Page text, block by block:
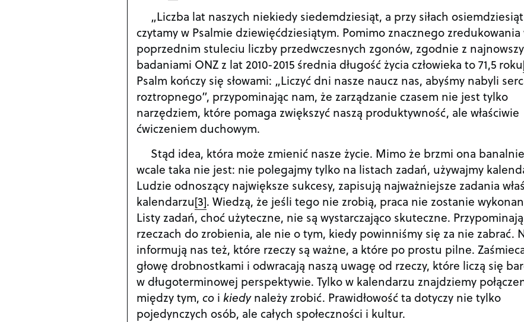
„Liczba lat naszych niekiedy siedemdziesiąt, a przy siłach
czytamy w Psalmie dziewięćdziesiątym. Pomimo znacznego zredukowania
poprzednim stuleciu liczby przedwczesnych zgonów, zgodnie z
badaniami ONZ z lat 2010-2015 średnia długość życia człowieka to 71,5 roku
Psalm kończy się słowami: „Liczyć dni nasze naucz nas, abyśmy nabyli
roztropnego”, przypominając nam, że zarządzanie czasem nie jest tylko
narzędziem, które pomaga zwiększyć naszą produktywność, ale właściwie
ćwiczeniem duchowym.
Stąd idea, która może zmienić nasze życie. Mimo że brzmi ona
wcale taka nie jest: nie polegajmy tylko na listach zadań, używajmy
Ludzie odnoszący największe sukcesy, zapisują najważniejsze zadania
kalendarzu[3]. Wiedzą, że jeśli tego nie zrobią, praca nie zostanie
Listy zadań, choć użyteczne, nie są wystarczająco skuteczne.
rzeczach do zrobienia, ale nie o tym, kiedy powinniśmy się za nie zabrać.
informują nas też, które rzeczy są ważne, a które po prostu pilne.
głowę drobnostkami i odwracają naszą uwagę od rzeczy, które liczą się
w długoterminowej perspektywie. Tylko w kalendarzu znajdziemy
między tym, co i kiedynależy zrobić. Prawidłowość ta dotyczy nie tylko
pojedynczych osób, ale całych społeczności i kultur.